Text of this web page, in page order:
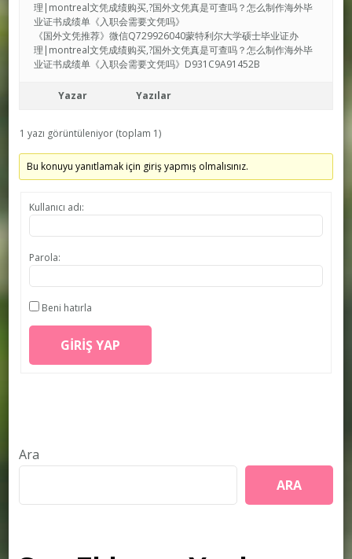
理|montreal文凭成绩购买,?国外文凭真是可查吗？怎么制作海外毕
业证书成绩单《入职会需要文凭吗》
《国外文凭推荐》微信Q729926040蒙特利尔大学硕士毕业证办
理|montreal文凭成绩购买,?国外文凭真是可查吗？怎么制作海外毕
业证书成绩单《入职会需要文凭吗》D931C9A91452B
Yazar Yazılar
1 yazı görüntüleniyor (toplam 1)
Bu konuyu yanıtlamak için giriş yapmış olmalısınız.
Kullanıcı adı:
Parola:
Beni hatırla
GIRIŞ YAP
Ara
ARA